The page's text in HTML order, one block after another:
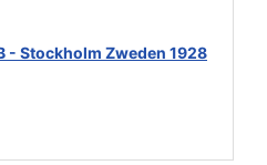
- Stockholm Zweden 1928